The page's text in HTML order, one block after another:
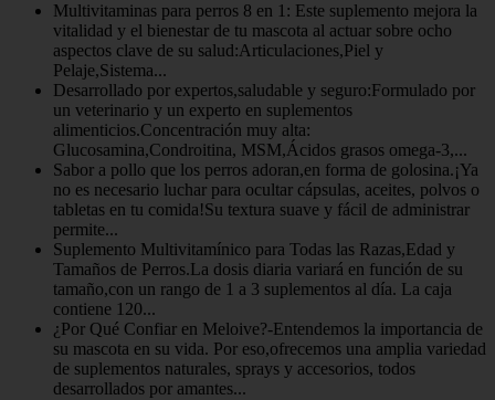
Multivitaminas para perros 8 en 1: Este suplemento mejora la
vitalidad y el bienestar de tu mascota al actuar sobre ocho
aspectos clave de su salud:Articulaciones,Piel y
Pelaje,Sistema...
Desarrollado por expertos,saludable y seguro:Formulado por
un veterinario y un experto en suplementos
alimenticios.Concentración muy alta:
Glucosamina,Condroitina, MSM,Ácidos grasos omega-3,...
Sabor a pollo que los perros adoran,en forma de golosina.¡Ya
no es necesario luchar para ocultar cápsulas, aceites, polvos o
tabletas en tu comida!Su textura suave y fácil de administrar
permite...
Suplemento Multivitamínico para Todas las Razas,Edad y
Tamaños de Perros.La dosis diaria variará en función de su
tamaño,con un rango de 1 a 3 suplementos al día. La caja
contiene 120...
¿Por Qué Confiar en Meloive?-Entendemos la importancia de
su mascota en su vida. Por eso,ofrecemos una amplia variedad
de suplementos naturales, sprays y accesorios, todos
desarrollados por amantes...